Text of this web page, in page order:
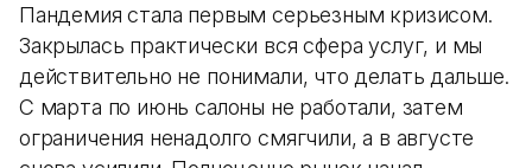
Пандемия стала первым серьезным кризисом.
Закрылась практически вся сфера услуг, и мы
действительно не понимали, что делать дальше.
С марта по июнь салоны не работали, затем
ограничения ненадолго смягчили, а в августе